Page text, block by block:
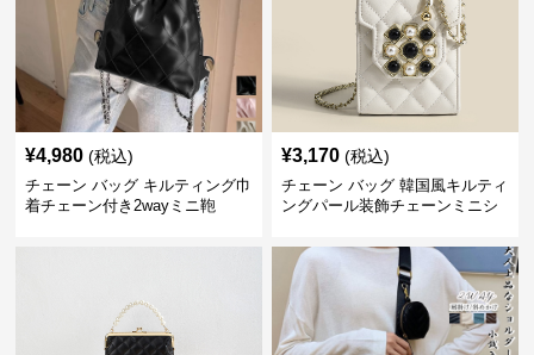
¥4,980 (税込)
チェーン バッグ キルティング巾
着チェーン付き2wayミニ鞄
¥3,170 (税込)
チェーン バッグ 韓国風キルティ
ングパール装飾チェーンミニシ